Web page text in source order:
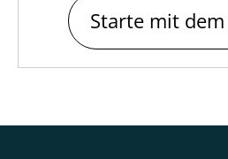
Starte mit